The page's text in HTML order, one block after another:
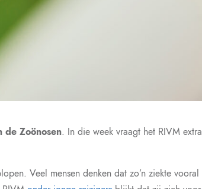
de Zoönosen. In die week vraagt het RIVM extra
Veel mensen denken dat zo’n ziekte vooral